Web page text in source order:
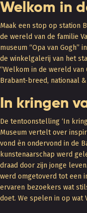
Welkom in
Maak een stop op station
de wereld van de familie
museum “Opa van Gogh”
de winkelgalerij van het
“Welkom in de wereld van
Brabant-breed, nationaal
In kringen
De tentoonstelling ‘In
Museum vertelt over
vond èn ondervond in de
kunstenaarschap werd
draad door zijn jonge
werd omgetoverd tot een
ervaren bezoekers wat
doet. We spelen in op wat